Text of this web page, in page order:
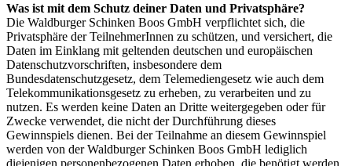
Was ist mit dem Schutz deiner Daten und Privatsphäre?
Die Waldburger Schinken Boos GmbH verpflichtet sich, die
Privatsphäre der TeilnehmerInnen zu schützen, und versichert, die
Daten im Einklang mit geltenden deutschen und europäischen
Datenschutzvorschriften, insbesondere dem
Bundesdatenschutzgesetz, dem Telemediengesetz wie auch dem
Telekommunikationsgesetz zu erheben, zu verarbeiten und zu
nutzen. Es werden keine Daten an Dritte weitergegeben oder für
Zwecke verwendet, die nicht der Durchführung dieses
Gewinnspiels dienen. Bei der Teilnahme an diesem Gewinnspiel
werden von der Waldburger Schinken Boos GmbH lediglich
diejenigen personenbezogenen Daten erhoben, die benötigt werden,